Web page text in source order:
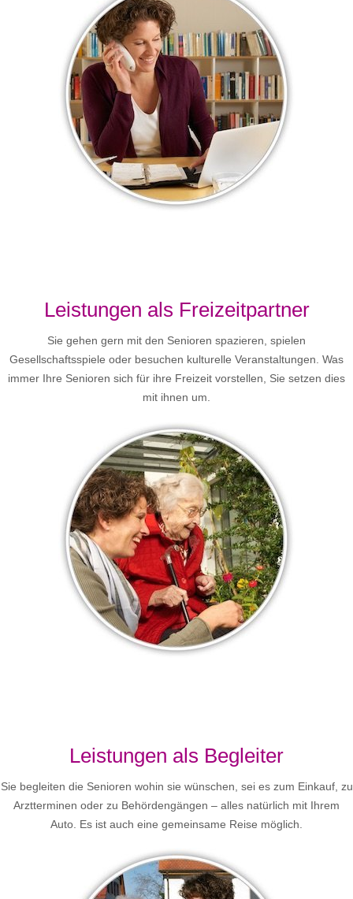
Leistungen als Freizeitpartner
Sie gehen gern mit den Senioren spazieren, spielen
Gesellschaftsspiele oder besuchen kulturelle Veranstaltungen. Was
immer Ihre Senioren sich für ihre Freizeit vorstellen, Sie setzen dies
mit ihnen um.
Leistungen als Begleiter
Sie begleiten die Senioren wohin sie wünschen, sei es zum Einkauf, zu
Arztterminen oder zu Behördengängen – alles natürlich mit Ihrem
Auto. Es ist auch eine gemeinsame Reise möglich.